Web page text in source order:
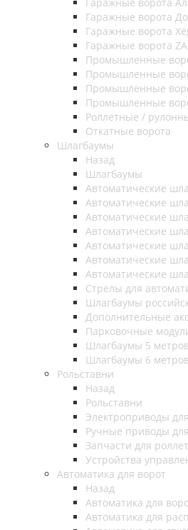
Гаражные ворота
Гаражные ворота
Гаражные ворота
Промышленные
Промышленные
Промышленные
Промышленные
Роллетные /
Откатные ворота
Шлагбаумы
Назад
Шлагбаумы
Автоматические
Автоматические
Автоматические
Автоматические
Автоматические
Автоматические
Автоматические
Стрелы для
Шлагбаумы
Дополнительные
Парковочные
Шлагбаумы 5
Шлагбаумы 6
Рольставни
Назад
Рольставни
Электроприводы
Ручные приводы
Запчасти для
Устройства
Автоматика для ворот
Назад
Автоматика для
Автоматика для